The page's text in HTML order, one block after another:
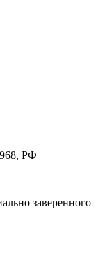
РФ
заверенного